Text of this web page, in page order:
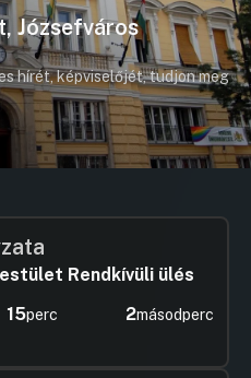
Józsefváros
hírét, képviselőjét, tudjon meg
Rendkívüli ülés
15perc 2másodperc